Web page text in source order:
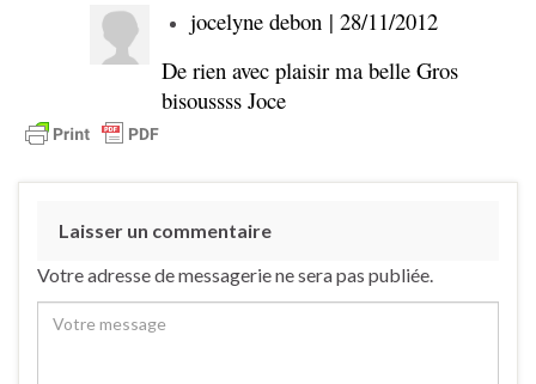
jocelyne debon | 28/11/2012
De rien avec plaisir ma belle Gros
bisoussss Joce
Laisser un commentaire
Votre adresse de messagerie ne sera pas publiée.